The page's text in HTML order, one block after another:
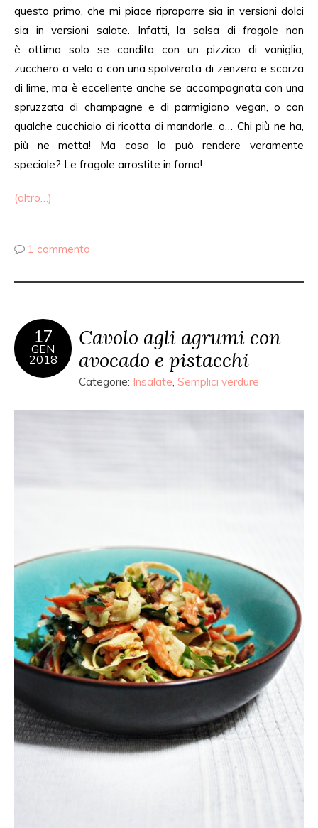
questo primo, che mi piace riproporre sia in versioni dolci
sia in versioni salate. Infatti, la salsa di fragole non
è
ottima solo se condita con un pizzico di vaniglia,
zucchero a velo o con una spolverata di zenzero e scorza
di lime, ma è eccellente anche se accompagnata con una
spruzzata di champagne e di parmigiano vegan, o con
qualche cucchiaio di ricotta di mandorle, o… Chi più ne ha,
più ne metta! Ma cosa la può rendere veramente
speciale? Le fragole arrostite in forno!
(altro…)
1 commento
17
GEN
2018
Cavolo agli agrumi con
avocado e pistacchi
Categorie: Insalate, Semplici verdure